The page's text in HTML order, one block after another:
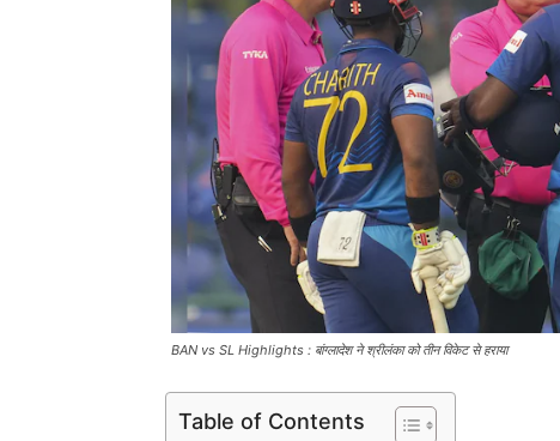
BAN vs SL Highlights : बांग्लादेश ने श्रीलंका को तीन विकेट से हराया
Table of Contents